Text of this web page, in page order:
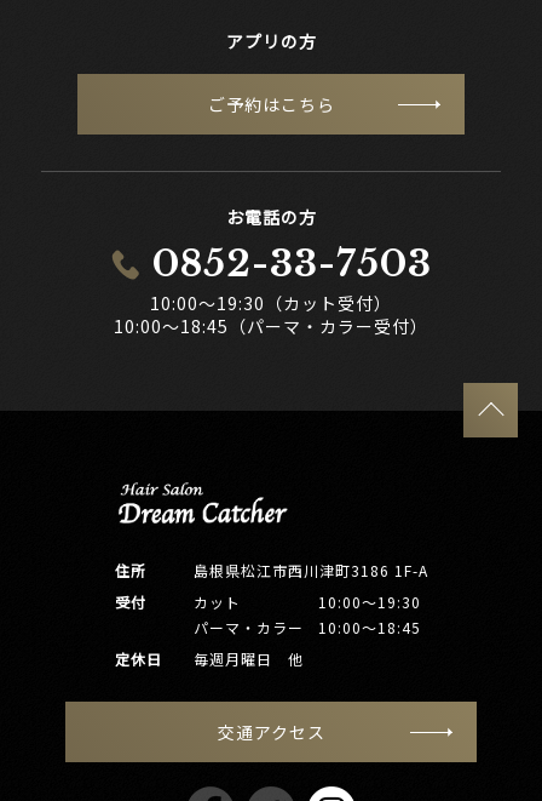
アプリの方
ご予約はこちら
お電話の方
0852-33-7503
10:00～19:30（カット受付）
10:00～18:45（パーマ・カラー受付）
住所
島根県松江市西川津町3186 1F-A
受付
カット
10:00～19:30
パーマ・カラー
10:00～18:45
定休日
毎週月曜日 他
交通アクセス